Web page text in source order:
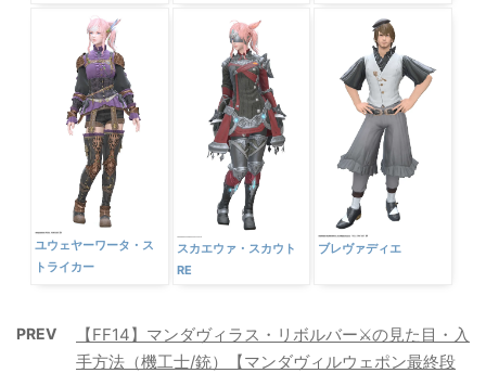
ユウェヤーワータ・ス
トライカー
スカエウァ・スカウト
RE
ブレヴァディエ
PREV
【FF14】マンダヴィラス・リボルバー⚔️の見た目・入
手方法（機工士/銃）【マンダヴィルウェポン最終段